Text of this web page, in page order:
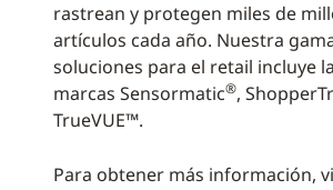
rastrean y protegen miles de
artículos cada año. Nuestra
soluciones para el retail incluye
marcas Sensormatic®,
TrueVUE™.
Para obtener más información,